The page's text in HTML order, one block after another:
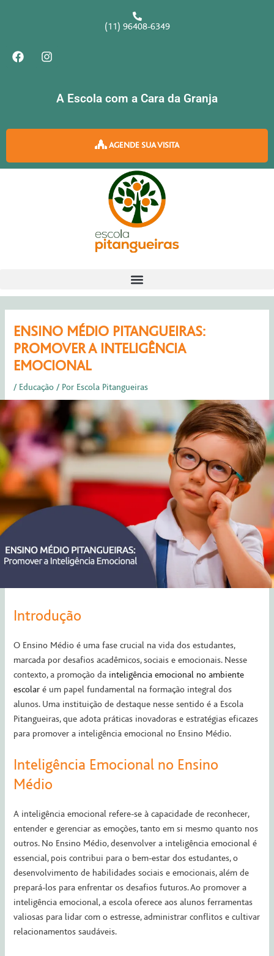
conteúdo
(11) 96408-6349
F
a
k
I
n
a
A Escola com a Cara da Granja
AGENDE SUA VISITA
ENSINO MÉDIO PITANGUEIRAS:
PROMOVER A INTELIGÊNCIA
EMOCIONAL
/ Educação / Por Escola Pitangueiras
Introdução
O Ensino Médio é uma fase crucial na vida dos estudantes,
marcada por desafios acadêmicos, sociais e emocionais. Nesse
contexto, a promoção da inteligência emocional no ambiente
escolar é um papel fundamental na formação integral dos
alunos. Uma instituição de destaque nesse sentido é a Escola
Pitangueiras, que adota práticas inovadoras e estratégias eficazes
para promover a inteligência emocional no Ensino Médio.
Inteligência Emocional no Ensino
Médio
A inteligência emocional refere-se à capacidade de reconhecer,
entender e gerenciar as emoções, tanto em si mesmo quanto nos
outros. No Ensino Médio, desenvolver a inteligência emocional é
essencial, pois contribui para o bem-estar dos estudantes, o
desenvolvimento de habilidades sociais e emocionais, além de
prepará-los para enfrentar os desafios futuros. Ao promover a
inteligência emocional, a escola oferece aos alunos ferramentas
valiosas para lidar com o estresse, administrar conflitos e cultivar
relacionamentos saudáveis.
navigation